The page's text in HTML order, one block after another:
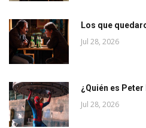
Los que
Jul 28, 2026
¿Quién es
Jul 28, 2026